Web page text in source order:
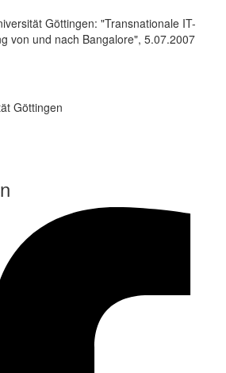
Göttingen: "Transnationale IT-
von und nach Bangalore", 5.07.2007
Göttingen